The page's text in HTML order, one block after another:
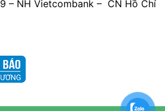
– NH Vietcombank – CN Hồ Chí